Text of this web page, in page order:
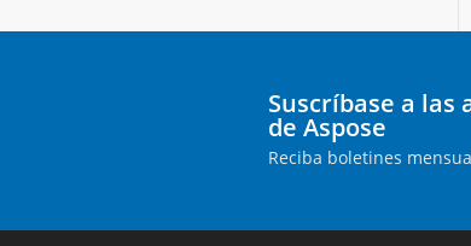
Suscríbase a las
de Aspose
Reciba boletines